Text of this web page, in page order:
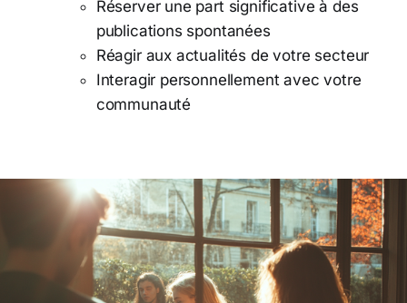
Réserver une part significative à des
publications spontanées
Réagir aux actualités de votre secteur
Interagir personnellement avec votre
communauté